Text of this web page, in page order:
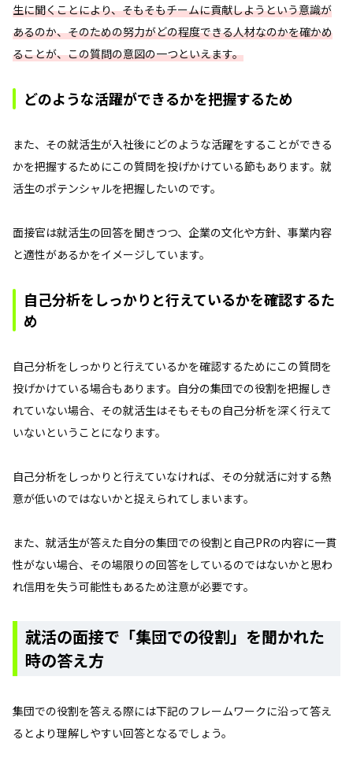
生に聞くことにより、そもそもチームに貢献しようという意識が
あるのか、そのための努力がどの程度できる人材なのかを確かめ
ることが、この質問の意図の一つといえます。
どのような活躍ができるかを把握するため
また、その就活生が入社後にどのような活躍をすることができる
かを把握するためにこの質問を投げかけている節もあります。就
活生のポテンシャルを把握したいのです。
面接官は就活生の回答を聞きつつ、企業の文化や方針、事業内容
と適性があるかをイメージしています。
自己分析をしっかりと行えているかを確認するた
め
自己分析をしっかりと行えているかを確認するためにこの質問を
投げかけている場合もあります。自分の集団での役割を把握しき
れていない場合、その就活生はそもそもの自己分析を深く行えて
いないということになります。
自己分析をしっかりと行えていなければ、その分就活に対する熱
意が低いのではないかと捉えられてしまいます。
また、就活生が答えた自分の集団での役割と自己PRの内容に一貫
性がない場合、その場限りの回答をしているのではないかと思わ
れ信用を失う可能性もあるため注意が必要です。
就活の面接で「集団での役割」を聞かれた
時の答え方
集団での役割を答える際には下記のフレームワークに沿って答え
るとより理解しやすい回答となるでしょう。